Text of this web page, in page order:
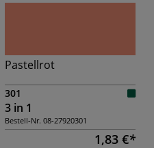
Pastellrot
301
3 in 1
Bestell-Nr. 08-27920301
1,83 €